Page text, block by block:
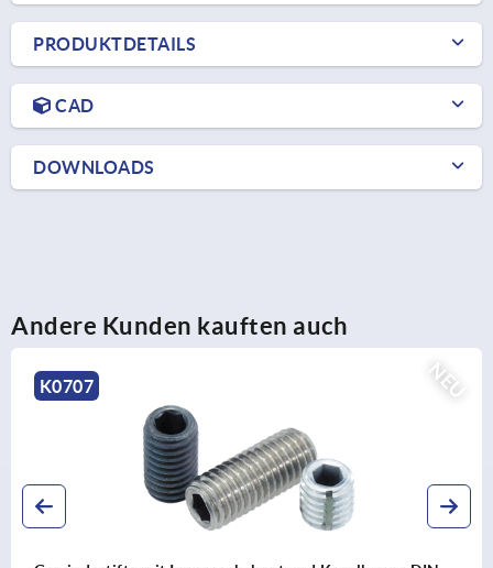
PRODUKTDETAILS
CAD
DOWNLOADS
Andere Kunden kauften auch